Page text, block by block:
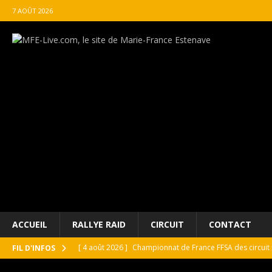
7 AOÛT 2026
ACCUEIL RALLYE RAID CIRCUIT CONTACT
FIL D'INFOS [ 4 août 2026 ] Championnat de France FFSA des